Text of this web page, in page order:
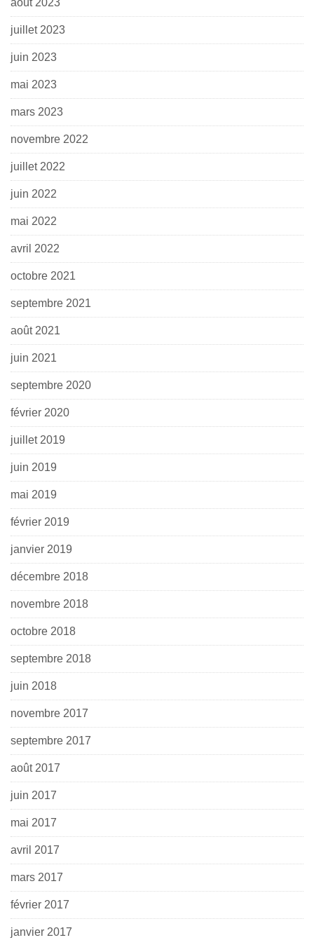
juillet 2023
juin 2023
mai 2023
mars 2023
novembre 2022
juillet 2022
juin 2022
mai 2022
avril 2022
octobre 2021
septembre 2021
août 2021
juin 2021
septembre 2020
février 2020
juillet 2019
juin 2019
mai 2019
février 2019
janvier 2019
décembre 2018
novembre 2018
octobre 2018
septembre 2018
juin 2018
novembre 2017
septembre 2017
août 2017
juin 2017
mai 2017
avril 2017
mars 2017
février 2017
janvier 2017